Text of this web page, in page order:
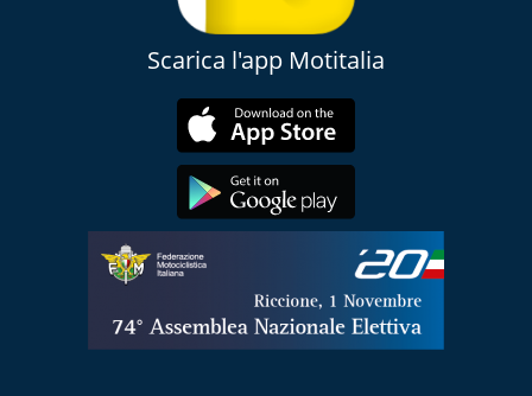
Scarica l'app Motitalia